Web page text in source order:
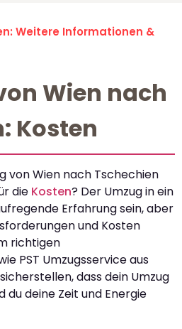
Weitere Informationen &
Wien nach
Kosten
von Wien nach Tschechien
die Kosten? Der Umzug in ein
Erfahrung sein, aber
und Kosten
richtigen
PST Umzugsservice aus
dass dein Umzug
du deine Zeit und Energie